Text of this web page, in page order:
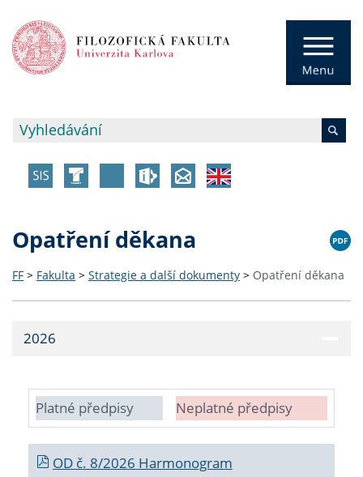
Opatření děkana
FF > Fakulta > Strategie a další dokumenty > Opatření děkana
2026
Platné předpisy Neplatné předpisy
OD č. 8/2026 Harmonogram